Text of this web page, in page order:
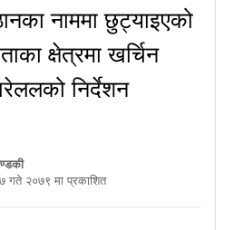
नाममा छुट्याइएको
क्षेत्रमा खर्चिन
निर्देशन
२०७९ मा प्रकाशित